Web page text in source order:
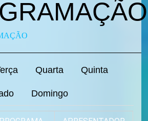
Quarta Quinta
Domingo